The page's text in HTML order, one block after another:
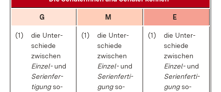
G M E
(1)
die Un­ter­
schie­de
zwi­schen
Ein­zel-und
Se­ri­en­fer­
ti­gungso­
(1)
die Un­ter­
schie­de
zwi­schen
Ein­zel-und
Se­ri­en­fer­ti­
gungso­
(1)
die Un­ter­
schie­de
zwi­schen
Ein­zel-und
Se­ri­en­fer­ti­
gungso­